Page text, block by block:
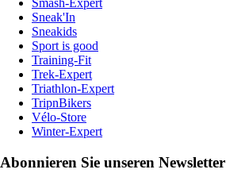
Sneak'In
Sneakids
Sport is good
Training-Fit
Trek-Expert
Triathlon-Expert
TripnBikers
Vélo-Store
Winter-Expert
Abonnieren Sie unseren Newsletter